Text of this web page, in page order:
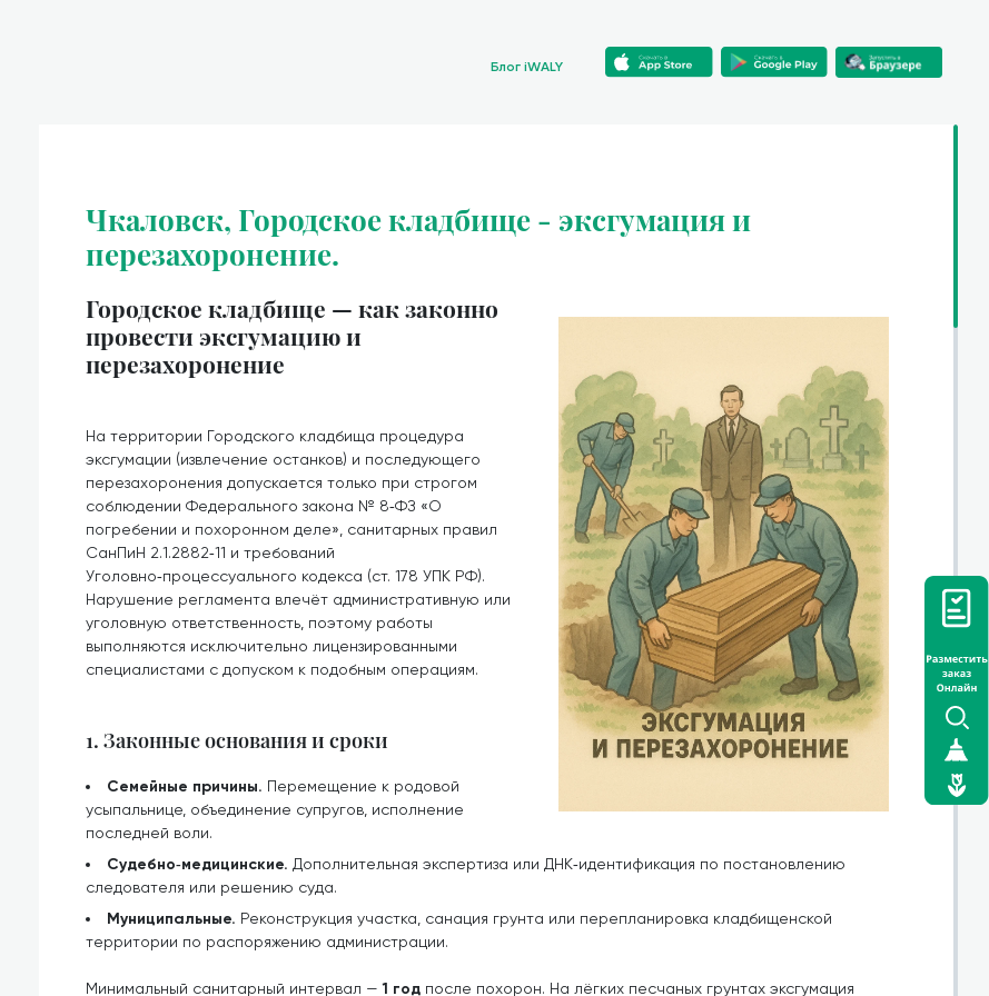
Блог iWALY
Чкаловск, Городское кладбище - эксгумация и
перезахоронение.
Городское кладбище — как законно
провести эксгумацию и
перезахоронение
На территории Городского кладбища процедура
эксгумации (извлечение останков) и последующего
перезахоронения допускается только при строгом
соблюдении Федерального закона № 8‑ФЗ «О
погребении и похоронном деле», санитарных правил
СанПиН 2.1.2882‑11 и требований
Уголовно‑процессуального кодекса (ст. 178 УПК РФ).
Нарушение регламента влечёт административную или
уголовную ответственность, поэтому работы
выполняются исключительно лицензированными
специалистами с допуском к подобным операциям.
1. Законные основания и сроки
Семейные причины. Перемещение к родовой
усыпальнице, объединение супругов, исполнение
последней воли.
Судебно‑медицинские. Дополнительная экспертиза или ДНК‑идентификация по постановлению
следователя или решению суда.
Муниципальные. Реконструкция участка, санация грунта или перепланировка кладбищенской
территории по распоряжению администрации.
Минимальный санитарный интервал —1 год после похорон. На лёгких песчаных грунтах эксгумация